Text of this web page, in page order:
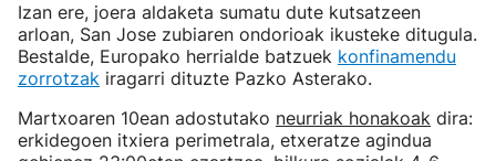
Izan ere, joera aldaketa sumatu dute kutsatzeen
arloan, San Jose zubiaren ondorioak ikusteke ditugula.
Bestalde, Europako herrialde batzuek konfinamendu
zorrotzak iragarri dituzte Pazko Asterako.
Martxoaren 10ean adostutako neurriak honakoak dira:
erkidegoen itxiera perimetrala, etxeratze agindua